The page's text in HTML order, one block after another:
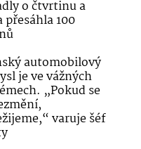
o čtvrtinu a
přesáhla 100
automobilový
je ve vážných
„Pokud se
varuje šéf